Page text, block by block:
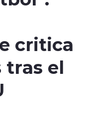
critica
tras el